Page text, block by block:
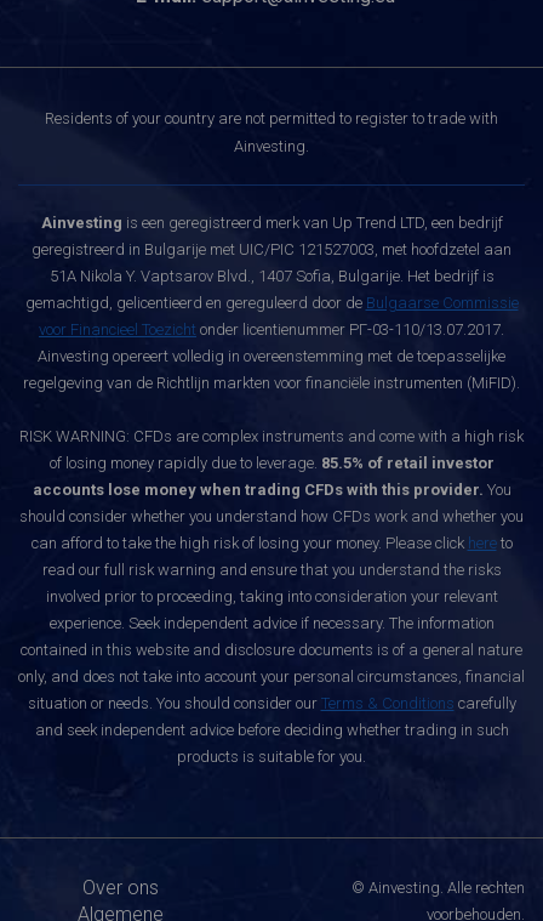
Residents of your country are not permitted to register to trade with
Ainvesting.
Ainvesting is een geregistreerd merk van Up Trend LTD, een bedrijf
geregistreerd in Bulgarije met UIC/PIC 121527003, met hoofdzetel aan
51A Nikola Y. Vaptsarov Blvd., 1407 Sofia, Bulgarije. Het bedrijf is
gemachtigd, gelicentieerd en gereguleerd door de Bulgaarse Commissie
voor Financieel Toezicht onder licentienummer РГ-03-110/13.07.2017.
Ainvesting opereert volledig in overeenstemming met de toepasselijke
regelgeving van de Richtlijn markten voor financiële instrumenten (MiFID).
RISK WARNING: CFDs are complex instruments and come with a high risk
of losing money rapidly due to leverage. 85.5% of retail investor
accounts lose money when trading CFDs with this provider. You
should consider whether you understand how CFDs work and whether you
can afford to take the high risk of losing your money. Please click hereto
read our full risk warning and ensure that you understand the risks
involved prior to proceeding, taking into consideration your relevant
experience. Seek independent advice if necessary. The information
contained in this website and disclosure documents is of a general nature
only, and does not take into account your personal circumstances, financial
situation or needs. You should consider our Terms & Conditions carefully
and seek independent advice before deciding whether trading in such
products is suitable for you.
Over ons
Algemene
© Ainvesting. Alle rechten
voorbehouden.